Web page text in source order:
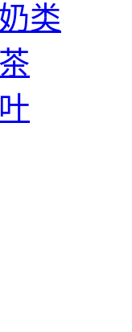
类